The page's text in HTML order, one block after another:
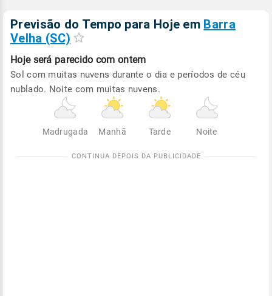
Previsão do Tempo para Hoje em Barra
Velha (SC)
Hoje será parecido com ontem
Sol com muitas nuvens durante o dia e períodos de céu
nublado. Noite com muitas nuvens.
Madrugada Manhã Tarde Noite